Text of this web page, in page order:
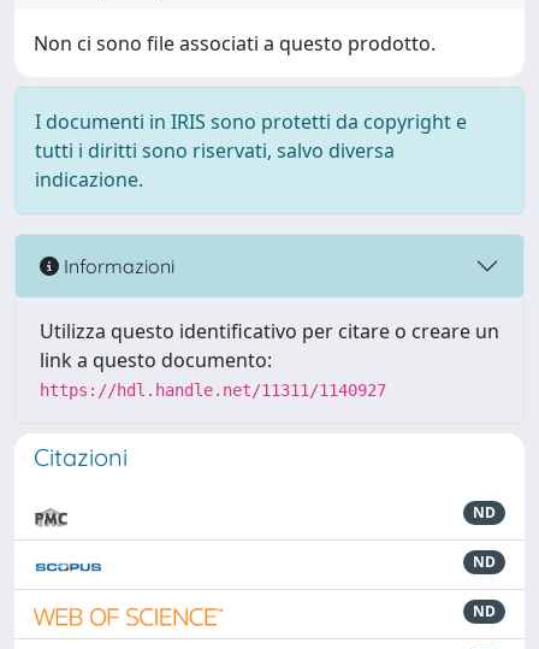
Non ci sono file associati a questo prodotto.
I documenti in IRIS sono protetti da copyright e
tutti i diritti sono riservati, salvo diversa
indicazione.
Informazioni
Utilizza questo identificativo per citare o creare un
link a questo documento:
https://hdl.handle.net/11311/1140927
Citazioni
ND
ND
ND